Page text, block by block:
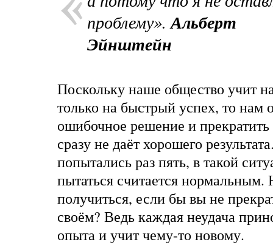
проблему».Альберт
Эйнштейн
Поскольку наше общество учит
только на быстрый успех, то нам
ошибочное решение и прекратить
сразу не даёт хорошего
попытались раз пять, в такой
пытаться считается
получиться, если бы вы не
своём? Ведь каждая неудача
опыта и учит чему-то новому.